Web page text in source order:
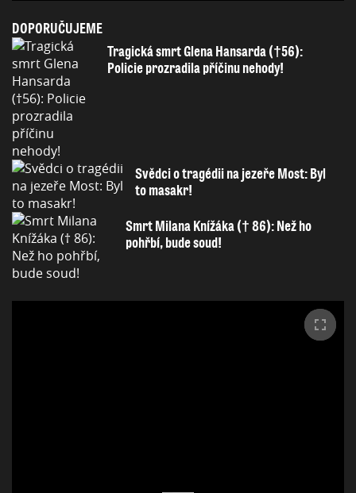
DOPORUČUJEME
Tragická smrt Glena Hansarda (†56):
Policie prozradila příčinu nehody!
Svědci o tragédii na jezeře Most: Byl
to masakr!
Smrt Milana Knížáka († 86): Než ho
pohřbí, bude soud!